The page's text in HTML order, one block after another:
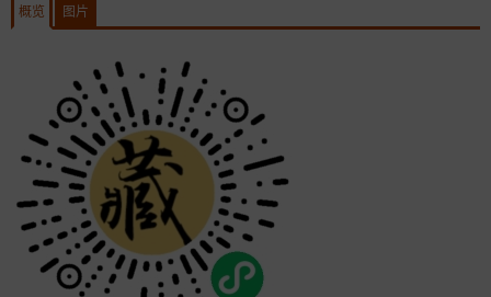
概览 图片